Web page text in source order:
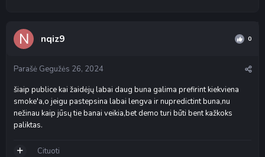
nqiz9 0
Parašė Gegužės 26, 2024
šiaip publice kai žaidėjų labai daug buna galima prefirint kiekviena
smoke'a,o jeigu pastepsina labai lengva ir nupredictint buna,nu
nežinau kaip jūsų tie banai veikia,bet demo turi būti bent kažkoks
paliktas.
Cituoti